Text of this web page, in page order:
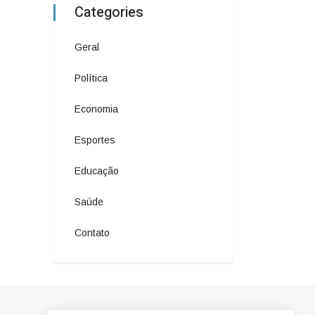
Categories
Geral
Política
Economia
Esportes
Educação
Saúde
Contato